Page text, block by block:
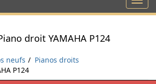
droit YAMAHA P124
neufs
Pianos droits
P124